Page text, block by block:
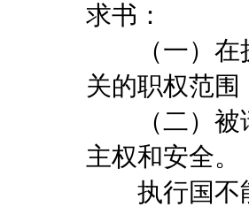
求书：
（一）在执
关的职权范围
（二）被请
主权和安全。
执行国不能